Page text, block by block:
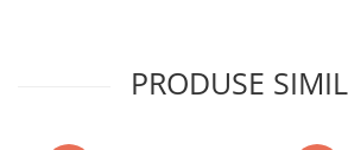
PRODUSE